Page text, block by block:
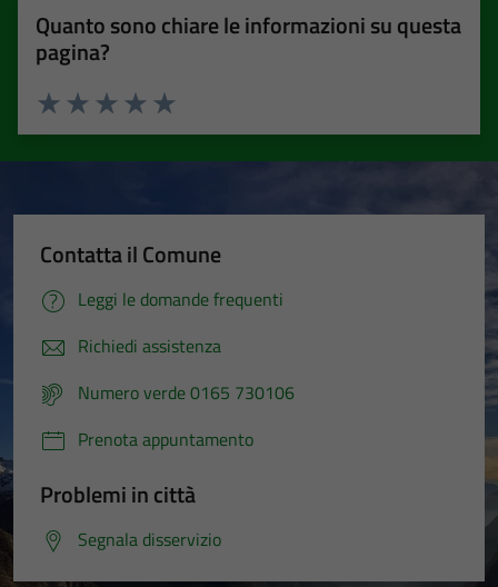
Quanto sono chiare le informazioni su questa
pagina?
Valuta 5 stelle su 5
Valuta 4 stelle su 5
Valuta 3 stelle su 5
Valuta 2 stelle su 5
Valuta 1 stelle su 5
Contatta il Comune
Leggi le domande frequenti
Richiedi assistenza
Numero verde 0165 730106
Prenota appuntamento
Problemi in città
Segnala disservizio